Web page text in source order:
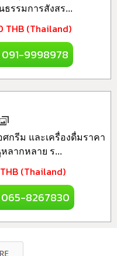
รรมการสังสร...
THB (Thailand)
091-9998978
กรีม และเครื่องดื่มราคา
ลากหลาย ร...
(Thailand)
8267830